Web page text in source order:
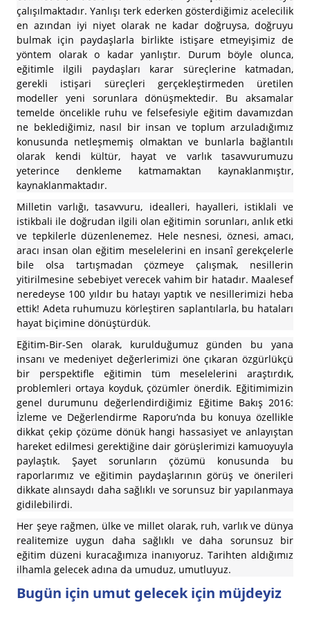
Bugün için umut gelecek için müjdeyiz
çalışılmaktadır. Yanlışı terk ederken gösterdiğimiz acelecilik
en azından iyi niyet olarak ne kadar doğruysa, doğruyu
bulmak için paydaşlarla birlikte istişare etmeyişimiz de
yöntem olarak o kadar yanlıştır. Durum böyle olunca,
eğitimle ilgili paydaşları karar süreçlerine katmadan,
gerekli istişari süreçleri gerçekleştirmeden üretilen
modeller yeni sorunlara dönüşmektedir. Bu aksamalar
temelde öncelikle ruhu ve felsefesiyle eğitim davamızdan
ne beklediğimiz, nasıl bir insan ve toplum arzuladığımız
konusunda netleşmemiş olmaktan ve bunlarla bağlantılı
olarak kendi kültür, hayat ve varlık tasavvurumuzu
yeterince denkleme katmamaktan kaynaklanmıştır,
kaynaklanmaktadır.
Milletin varlığı, tasavvuru, idealleri, hayalleri, istiklali ve
istikbali ile doğrudan ilgili olan eğitimin sorunları, anlık etki
ve tepkilerle düzenlenemez. Hele nesnesi, öznesi, amacı,
aracı insan olan eğitim meselelerini en insanî gerekçelerle
bile olsa tartışmadan çözmeye çalışmak, nesillerin
yitirilmesine sebebiyet verecek vahim bir hatadır. Maalesef
neredeyse 100 yıldır bu hatayı yaptık ve nesillerimizi heba
ettik! Adeta ruhumuzu körleştiren saplantılarla, bu hataları
hayat biçimine dönüştürdük.
Eğitim-Bir-Sen olarak, kurulduğumuz günden bu yana
insanı ve medeniyet değerlerimizi öne çıkaran özgürlükçü
bir perspektifle eğitimin tüm meselelerini araştırdık,
problemleri ortaya koyduk, çözümler önerdik. Eğitimimizin
genel durumunu değerlendirdiğimiz Eğitime Bakış 2016:
İzleme ve Değerlendirme Raporu’nda bu konuya özellikle
dikkat çekip çözüme dönük hangi hassasiyet ve anlayıştan
hareket edilmesi gerektiğine dair görüşlerimizi kamuoyuyla
paylaştık. Şayet sorunların çözümü konusunda bu
raporlarımız ve eğitimin paydaşlarının görüş ve önerileri
dikkate alınsaydı daha sağlıklı ve sorunsuz bir yapılanmaya
gidilebilirdi.
Her şeye rağmen, ülke ve millet olarak, ruh, varlık ve dünya
realitemize uygun daha sağlıklı ve daha sorunsuz bir
eğitim düzeni kuracağımıza inanıyoruz. Tarihten aldığımız
ilhamla gelecek adına da umuduz, umutluyuz.